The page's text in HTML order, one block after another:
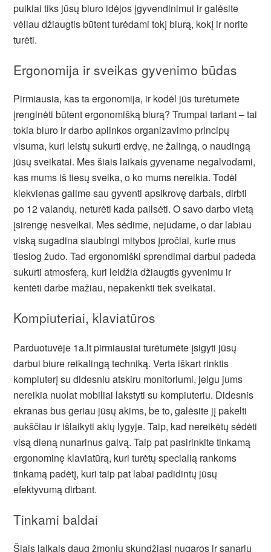
puikiai tiks jūsų biuro idėjos įgyvendinimui ir galėsite
vėliau džiaugtis būtent turėdami tokį biurą, kokį ir norite
turėti.
Ergonomija ir sveikas gyvenimo būdas
Pirmiausia, kas ta ergonomija, ir kodėl jūs turėtumėte
įrenginėti būtent ergonomišką biurą? Trumpai tariant – tai
tokia biuro ir darbo aplinkos organizavimo principų
visuma, kuri leistų sukurti erdvę, ne žalingą, o naudingą
jūsų sveikatai. Mes šiais laikais gyvename negalvodami,
kas mums iš tiesų sveika, o ko mums nereikia. Todėl
kiekvienas galime sau gyventi apsikrovę darbais, dirbti
po 12 valandų, neturėti kada pailsėti. O savo darbo vietą
įsirengę nesveikai. Mes sėdime, nejudame, o dar labiau
viską sugadina siaubingi mitybos įpročiai, kurie mus
tiesiog žudo. Tad ergonomiški sprendimai darbui padeda
sukurti atmosferą, kuri leidžia džiaugtis gyvenimu ir
kentėti darbe mažiau, nepakenkti tiek sveikatai.
Kompiuteriai, klaviatūros
Parduotuvėje 1a.lt pirmiausiai turėtumėte įsigyti jūsų
darbui biure reikalingą techniką. Verta iškart rinktis
kompiuterį su didesniu atskiru monitoriumi, jeigu jums
nereikia nuolat mobiliai lakstyti su kompiuteriu. Didesnis
ekranas bus geriau jūsų akims, be to, galėsite jį pakelti
aukščiau ir išlaikyti akių lygyje. Taip, kad nereikėtų sėdėti
visą dieną nunarinus galvą. Taip pat pasirinkite tinkamą
ergonominę klaviatūrą, kuri turėtų specialią rankoms
tinkamą padėtį, kuri taip pat labai padidintų jūsų
efektyvumą dirbant.
Tinkami baldai
Šiais laikais daug žmonių skundžiasi nugaros ir sąnarių